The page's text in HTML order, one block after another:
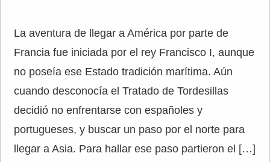
La aventura de llegar a América por parte de
Francia fue iniciada por el rey Francisco I, aunque
no poseía ese Estado tradición marítima. Aún
cuando desconocía el Tratado de Tordesillas
decidió no enfrentarse con españoles y
portugueses, y buscar un paso por el norte para
llegar a Asia. Para hallar ese paso partieron el […]